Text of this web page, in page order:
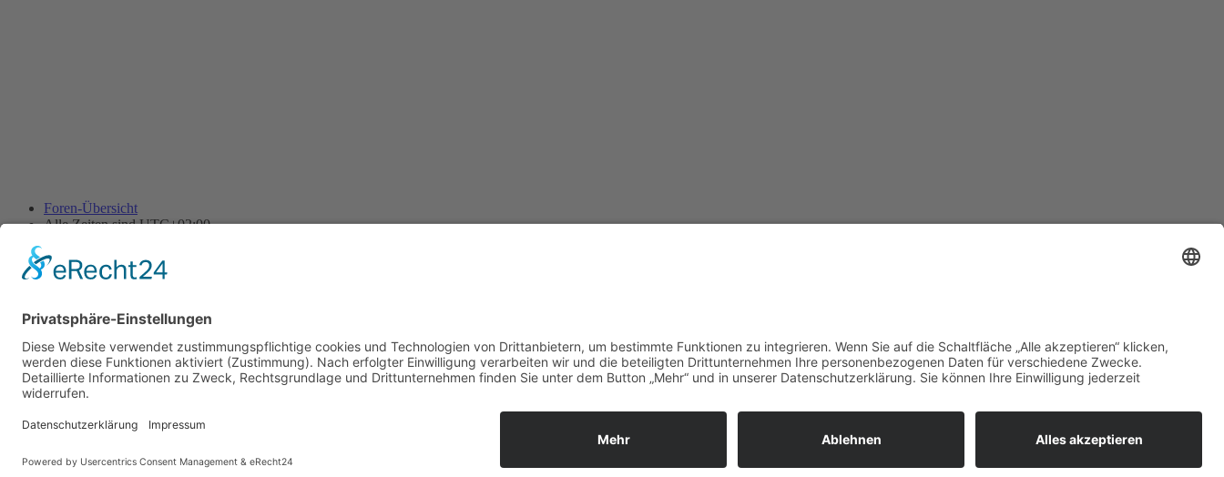
Foren-Übersicht
Alle Zeiten sindUTC+02:00
Powered byphpBB® Forum Software © phpBB Limited
Datenschutz |Nutzungsbedingungen
Time: 0.008s| Peak Memory Usage: 10.11 MiB | GZIP: Off